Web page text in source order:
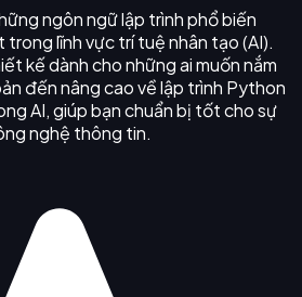
ngôn ngữ lập trình phổ biến
lĩnh vực trí tuệ nhân tạo (AI).
kế dành cho những ai muốn nắm
đến nâng cao về lập trình Python
AI, giúp bạn chuẩn bị tốt cho sự
nghệ thông tin.